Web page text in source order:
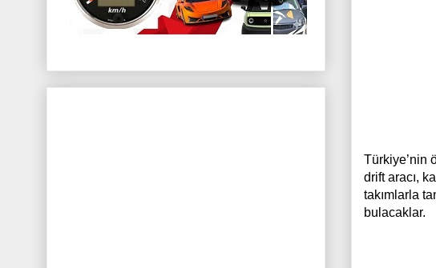
Türkiye’nin
drift aracı,
takımlarla
bulacaklar.